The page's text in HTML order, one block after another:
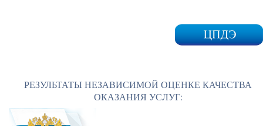
РЕЗУЛЬТАТЫ НЕЗАВИСИМОЙ ОЦЕНКЕ КАЧЕСТВА
ОКАЗАНИЯ УСЛУГ: